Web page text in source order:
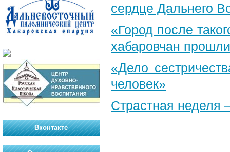
сердце Дальнего
«Город после
хабаровчан
«Дело
человек»
Страстная неделя
Вконтакте